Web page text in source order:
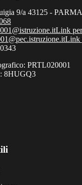
9/a 43125 - PARMA
Link
Link
PRTL020001
8HUGQ3